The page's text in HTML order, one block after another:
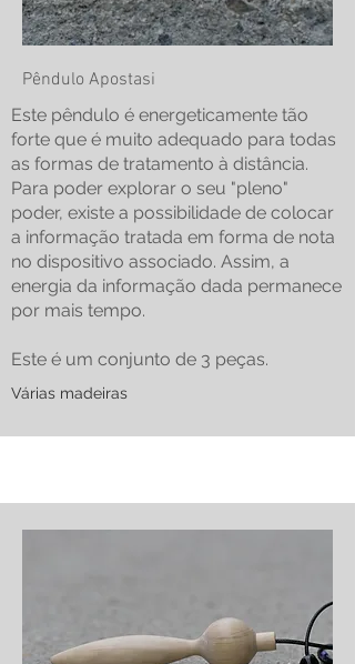
Pêndulo Apostasi
Este pêndulo é energeticamente tão
forte que é muito adequado para todas
as formas de tratamento à distância.
Para poder explorar o seu "pleno"
poder, existe a possibilidade de colocar
a informação tratada em forma de nota
no dispositivo associado. Assim, a
energia da informação dada permanece
por mais tempo.
Este é um conjunto de 3 peças.
Várias madeiras